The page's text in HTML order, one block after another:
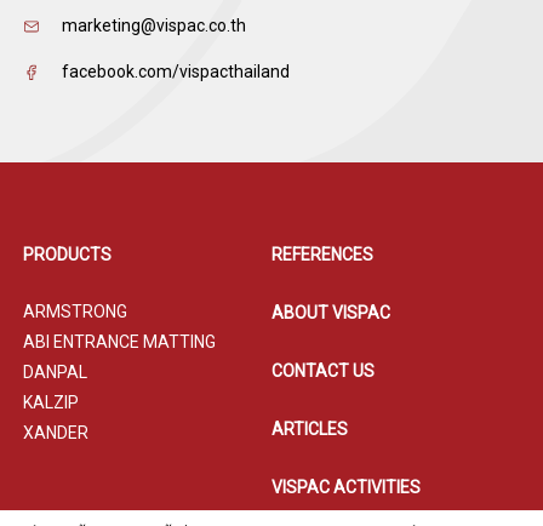
marketing@vispac.co.th
facebook.com/vispacthailand
PRODUCTS
ARMSTRONG
ABI ENTRANCE MATTING
DANPAL
KALZIP
XANDER
REFERENCES
ABOUT VISPAC
CONTACT US
ARTICLES
VISPAC ACTIVITIES